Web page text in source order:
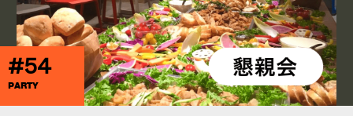
#54
PARTY